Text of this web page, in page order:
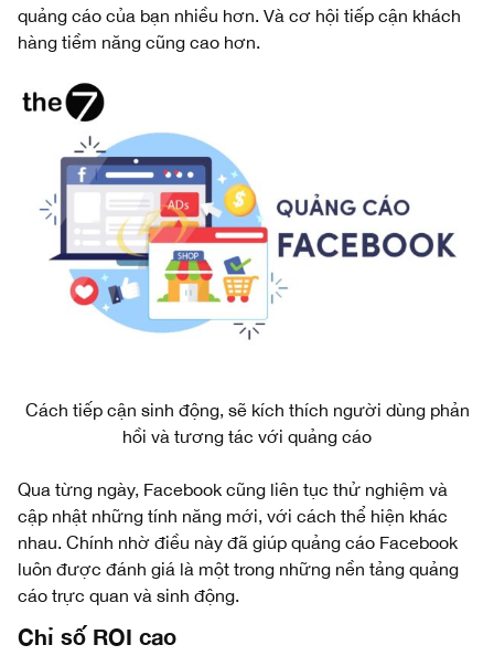
quảng cáo của bạn nhiều hơn. Và cơ hội tiếp cận khách
hàng tiềm năng cũng cao hơn.
Cách tiếp cận sinh động, sẽ kích thích người dùng phản
hồi và tương tác với quảng cáo
Qua từng ngày, Facebook cũng liên tục thử nghiệm và
cập nhật những tính năng mới, với cách thể hiện khác
nhau. Chính nhờ điều này đã giúp quảng cáo Facebook
luôn được đánh giá là một trong những nền tảng quảng
cáo trực quan và sinh động.
Chỉ số ROI cao